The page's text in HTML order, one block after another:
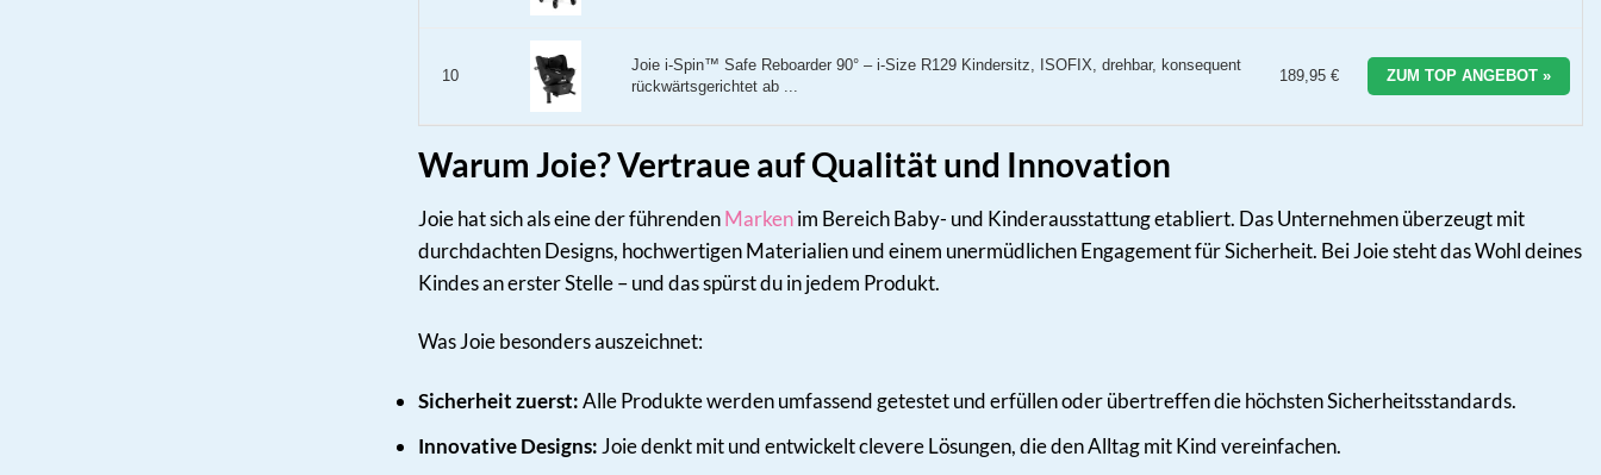
10
Joie i-Spin™ Safe Reboarder 90° – i-Size R129 Kindersitz, ISOFIX, drehbar, konsequent
rückwärtsgerichtet ab ...
189,95 € ZUM TOP ANGEBOT »
Warum Joie? Vertraue auf Qualität und Innovation
Joie hat sich als eine der führendenMarkenim Bereich Baby- und Kinderausstattung etabliert. Das Unternehmen überzeugt mit
durchdachten Designs, hochwertigen Materialien und einem unermüdlichen Engagement für Sicherheit. Bei Joie steht das Wohl deines
Kindes an erster Stelle – und das spürst du in jedem Produkt.
Was Joie besonders auszeichnet:
Sicherheit zuerst:Alle Produkte werden umfassend getestet und erfüllen oder übertreffen die höchsten Sicherheitsstandards.
Innovative Designs: Joie denkt mit und entwickelt clevere Lösungen, die den Alltag mit Kind vereinfachen.